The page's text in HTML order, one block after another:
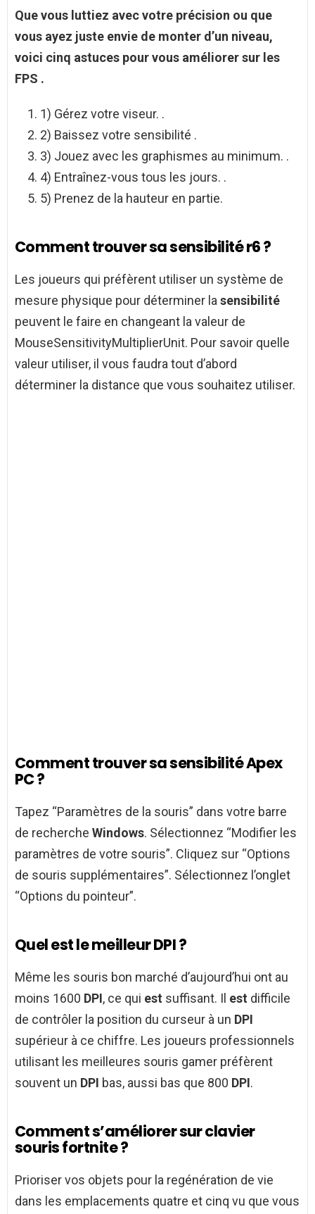
Que vous luttiez avec votre précision ou que
vous ayez juste envie de monter d’un niveau,
voici cinq astuces pour vous améliorer sur les
FPS .
1) Gérez votre viseur. .
2) Baissez votre sensibilité .
3) Jouez avec les graphismes au minimum. .
4) Entraînez-vous tous les jours. .
5) Prenez de la hauteur en partie.
Comment trouver sa sensibilité r6 ?
Les joueurs qui préfèrent utiliser un système de
mesure physique pour déterminer la sensibilité
peuvent le faire en changeant la valeur de
MouseSensitivityMultiplierUnit. Pour savoir quelle
valeur utiliser, il vous faudra tout d’abord
déterminer la distance que vous souhaitez utiliser.
Comment trouver sa sensibilité Apex
PC ?
Tapez “Paramètres de la souris” dans votre barre
de recherche Windows. Sélectionnez “Modifier les
paramètres de votre souris”. Cliquez sur “Options
de souris supplémentaires”. Sélectionnez l’onglet
“Options du pointeur”.
Quel est le meilleur DPI ?
Même les souris bon marché d’aujourd’hui ont au
moins 1600 DPI, ce qui est suffisant. Il est difficile
de contrôler la position du curseur à un DPI
supérieur à ce chiffre. Les joueurs professionnels
utilisant les meilleures souris gamer préfèrent
souvent un DPI bas, aussi bas que 800 DPI.
Comment s’améliorer sur clavier
souris fortnite ?
Prioriser vos objets pour la regénération de vie
dans les emplacements quatre et cinq vu que vous